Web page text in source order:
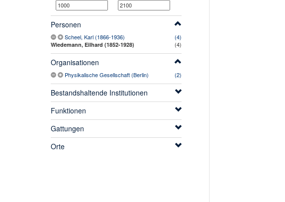
Personen
Scheel, Karl (1866-1936) (4)
Wiedemann, Eilhard (1852-1928) (4)
Organisationen
Physikalische Gesellschaft (Berlin) (2)
Bestandshaltende Institutionen
Funktionen
Gattungen
Orte